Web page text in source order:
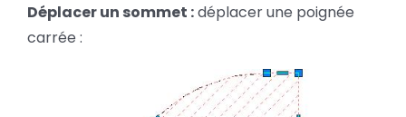
Déplacer un sommet :déplacer une poignée
carrée :